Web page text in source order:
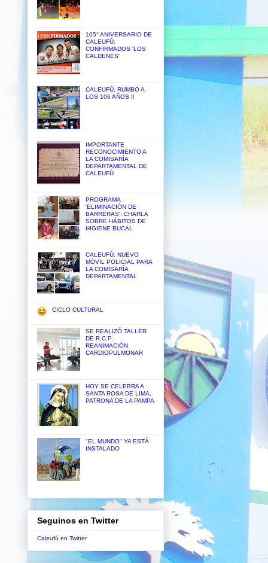
105° ANIVERSARIO DE
CALEUFÚ:
CONFIRMADOS 'LOS
CALDENES'
CALEUFÚ, RUMBO A
LOS 106 AÑOS !!
IMPORTANTE
RECONOCIMIENTO A
LA COMISARÍA
DEPARTAMENTAL DE
CALEUFÚ
PROGRAMA
'ELIMINACIÓN DE
BARRERAS': CHARLA
SOBRE HÁBITOS DE
HIGIENE BUCAL
CALEUFÚ: NUEVO
MÓVIL POLICIAL PARA
LA COMISARÍA
DEPARTAMENTAL
CICLO CULTURAL
SE REALIZÓ TALLER
DE R.C.P.
REANIMACIÓN
CARDIOPULMONAR
HOY SE CELEBRA A
SANTA ROSA DE LIMA,
PATRONA DE LA PAMPA
"EL MUNDO" YA ESTÁ
INSTALADO
Seguinos en Twitter
Caleufú en Twitter